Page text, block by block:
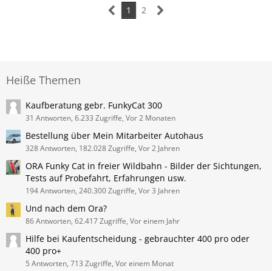
1 2
Heiße Themen
Kaufberatung gebr. FunkyCat 300
31 Antworten, 6.233 Zugriffe, Vor 2 Monaten
Bestellung über Mein Mitarbeiter Autohaus
328 Antworten, 182.028 Zugriffe, Vor 2 Jahren
ORA Funky Cat in freier Wildbahn - Bilder der Sichtungen,
Tests auf Probefahrt, Erfahrungen usw.
194 Antworten, 240.300 Zugriffe, Vor 3 Jahren
Und nach dem Ora?
86 Antworten, 62.417 Zugriffe, Vor einem Jahr
Hilfe bei Kaufentscheidung - gebrauchter 400 pro oder
400 pro+
5 Antworten, 713 Zugriffe, Vor einem Monat